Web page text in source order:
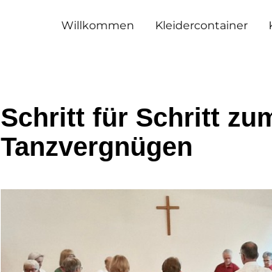
Willkommen Kleidercontainer
Schritt für Schritt
Tanzvergnügen